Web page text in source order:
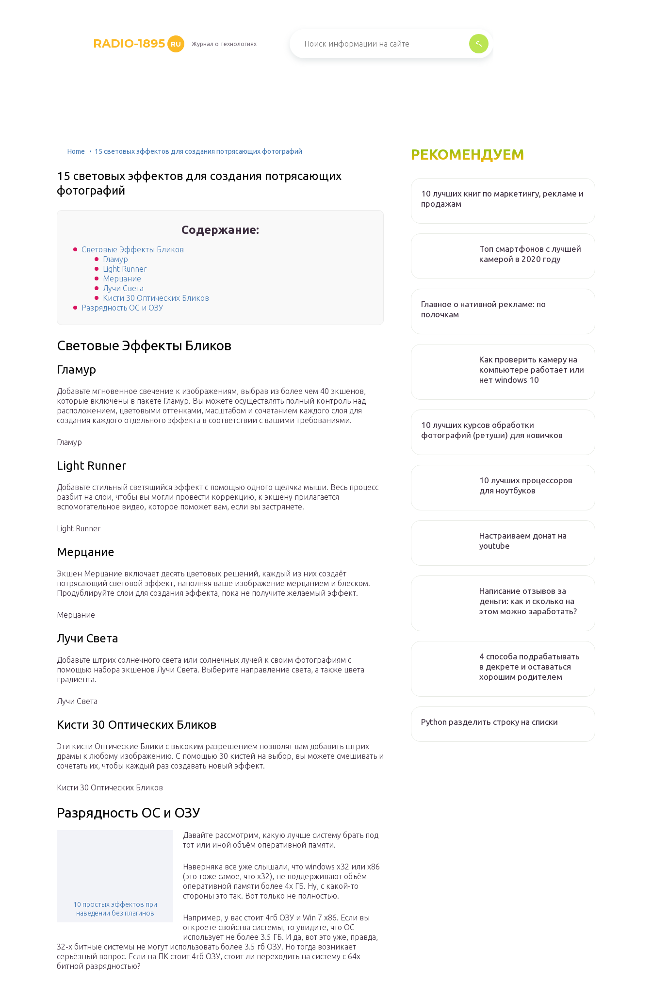
RADIO-1895 RU Журнал о технологиях
Home 15 световых эффектов для создания потрясающих фотографий
15 световых эффектов для создания потрясающих
фотографий
Содержание:
Световые Эффекты Бликов
Гламур
Light Runner
Мерцание
Лучи Света
Кисти 30 Оптических Бликов
Разрядность ОС и ОЗУ
Световые Эффекты Бликов
Гламур
Добавьте мгновенное свечение к изображениям, выбрав из более чем 40 экшенов,
которые включены в пакете Гламур. Вы можете осуществлять полный контроль над
расположением, цветовыми оттенками, масштабом и сочетанием каждого слоя для
создания каждого отдельного эффекта в соответствии с вашими требованиями.
Гламур
Light Runner
Добавьте стильный светящийся эффект с помощью одного щелчка мыши. Весь процесс
разбит на слои, чтобы вы могли провести коррекцию, к экшену прилагается
вспомогательное видео, которое поможет вам, если вы застрянете.
Light Runner
Мерцание
Экшен Мерцание включает десять цветовых решений, каждый из них создаёт
потрясающий световой эффект, наполняя ваше изображение мерцанием и блеском.
Продублируйте слои для создания эффекта, пока не получите желаемый эффект.
Мерцание
Лучи Света
Добавьте штрих солнечного света или солнечных лучей к своим фотографиям с
помощью набора экшенов Лучи Света. Выберите направление света, а также цвета
градиента.
Лучи Света
Кисти 30 Оптических Бликов
Эти кисти Оптические Блики с высоким разрешением позволят вам добавить штрих
драмы к любому изображению. С помощью 30 кистей на выбор, вы можете смешивать и
сочетать их, чтобы каждый раз создавать новый эффект.
Кисти 30 Оптических Бликов
Разрядность ОС и ОЗУ
10 простых эффектов при
наведении без плагинов
Давайте рассмотрим, какую лучше систему брать под
тот или иной объём оперативной памяти.
Наверняка все уже слышали, что windows x32 или x86
(это тоже самое, что x32), не поддерживают объём
оперативной памяти более 4х ГБ. Ну, с какой-то
стороны это так. Вот только не полностью.
Например, у вас стоит 4гб ОЗУ и Win 7 x86. Если вы
откроете свойства системы, то увидите, что ОС
использует не более 3.5 ГБ. И да, вот это уже, правда,
32-х битные системы не могут использовать более 3.5 гб ОЗУ. Но тогда возникает
серьёзный вопрос. Если на ПК стоит 4гб ОЗУ, стоит ли переходить на систему с 64х
битной разрядностью?
РЕКОМЕНДУЕМ
10 лучших книг по маркетингу, рекламе и
продажам
Топ смартфонов с лучшей
камерой в 2020 году
Главное о нативной рекламе: по
полочкам
Как проверить камеру на
компьютере работает или
нет windows 10
10 лучших курсов обработки
фотографий (ретуши) для новичков
10 лучших процессоров
для ноутбуков
Настраиваем донат на
youtube
Написание отзывов за
деньги: как и сколько на
этом можно заработать?
4 способа подрабатывать
в декрете и оставаться
хорошим родителем
Python разделить строку на списки